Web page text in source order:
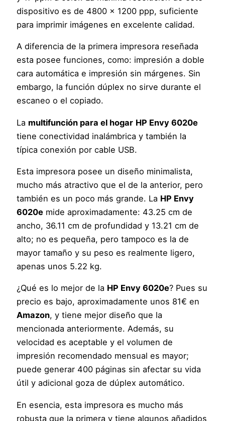
dispositivo es de 4800 x 1200 ppp, suficiente
para imprimir imágenes en excelente calidad.
A diferencia de la primera impresora reseñada
esta posee funciones, como: impresión a doble
cara automática e impresión sin márgenes. Sin
embargo, la función dúplex no sirve durante el
escaneo o el copiado.
La multifunción para el hogar HP Envy 6020e
tiene conectividad inalámbrica y también la
típica conexión por cable USB.
Esta impresora posee un diseño minimalista,
mucho más atractivo que el de la anterior, pero
también es un poco más grande. La HP Envy
6020e mide aproximadamente: 43.25 cm de
ancho, 36.11 cm de profundidad y 13.21 cm de
alto; no es pequeña, pero tampoco es la de
mayor tamaño y su peso es realmente ligero,
apenas unos 5.22 kg.
¿Qué es lo mejor de la HP Envy 6020e? Pues su
precio es bajo, aproximadamente unos 81€ en
Amazon, y tiene mejor diseño que la
mencionada anteriormente. Además, su
velocidad es aceptable y el volumen de
impresión recomendado mensual es mayor;
puede generar 400 páginas sin afectar su vida
útil y adicional goza de dúplex automático.
En esencia, esta impresora es mucho más
robusta que la primera y tiene algunos añadidos